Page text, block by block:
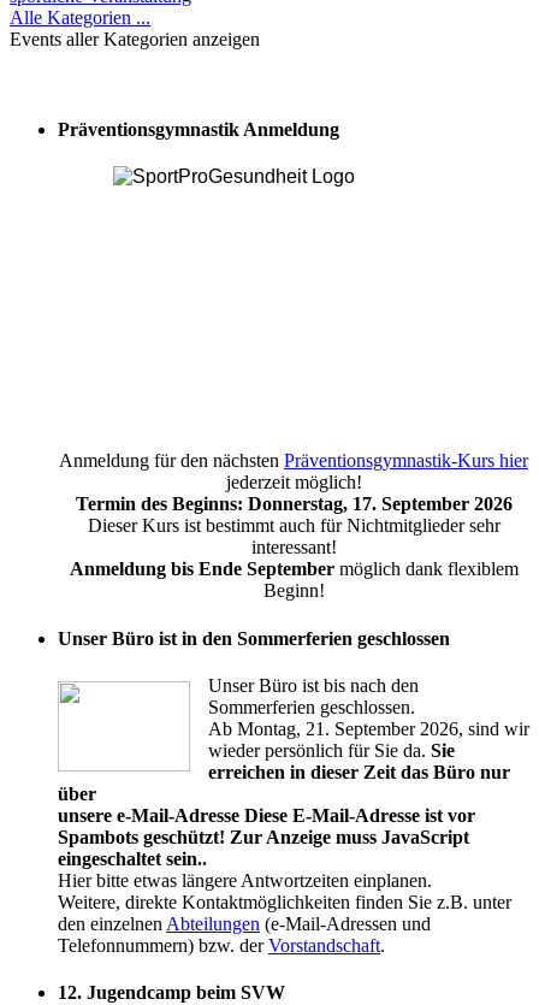
Alle Kategorien ...
Events aller Kategorien anzeigen
Präventionsgymnastik Anmeldung
Anmeldung für den nächsten Präventionsgymnastik-Kurs hier
jederzeit möglich!
Termin des Beginns: Donnerstag, 17. September 2026
Dieser Kurs ist bestimmt auch für Nichtmitglieder sehr
interessant!
Anmeldung bis Ende September möglich dank flexiblem
Beginn!
Unser Büro ist in den Sommerferien geschlossen
Unser Büro ist bis nach den
Sommerferien geschlossen.
Ab Montag, 21. September 2026, sind wir
wieder persönlich für Sie da. Sie
erreichen in dieser Zeit das Büro nur
über
unsere e-Mail-Adresse Diese E-Mail-Adresse ist vor
Spambots geschützt! Zur Anzeige muss JavaScript
eingeschaltet sein..
Hier bitte etwas längere Antwortzeiten einplanen.
Weitere, direkte Kontaktmöglichkeiten finden Sie z.B. unter
den einzelnen Abteilungen (e-Mail-Adressen und
Telefonnummern) bzw. derVorstandschaft.
12. Jugendcamp beim SVW